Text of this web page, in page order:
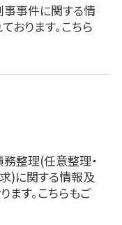
事件に関する情
おります。こちら
整理(任意整理・
)に関する情報及
ます。こちらもご